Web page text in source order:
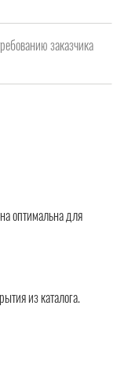
заказчика
оптимальна для
из каталога.